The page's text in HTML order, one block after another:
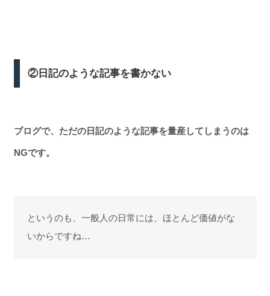
②日記のような記事を書かない
ブログで、ただの日記のような記事を量産してしまうのは
NGです。
というのも、一般人の日常には、ほとんど価値がな
いからですね…